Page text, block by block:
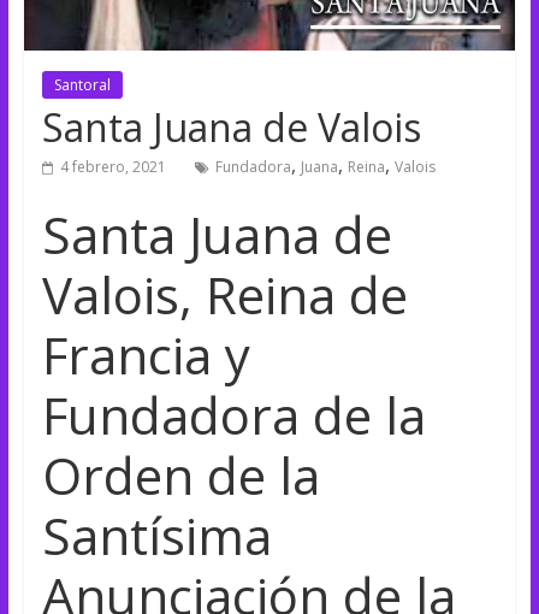
Santoral
Santa Juana de Valois
4 febrero, 2021 Fundadora, Juana, Reina, Valois
Santa Juana de
Valois, Reina de
Francia y
Fundadora de la
Orden de la
Santísima
Anunciación de la